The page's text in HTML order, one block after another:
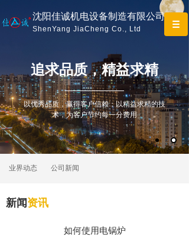
沈阳佳诚机电设备制造有限公司
ShenYang JiaCheng Co., Ltd
以优秀品质，赢得客户信赖；以精益求精的技
术，为客户节约每一分费用
追求品质，精益求精
业界动态 公司新闻
新闻 资讯
如何使用电锅炉